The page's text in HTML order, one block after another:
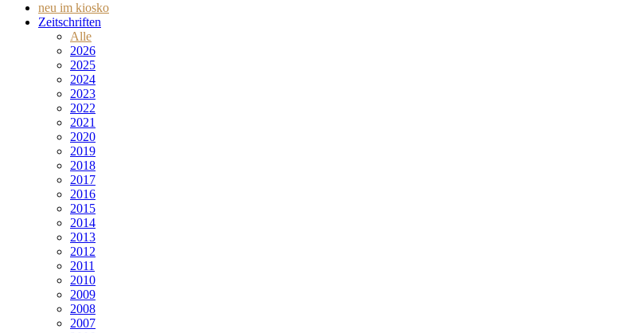
neu im kiosko
Zeitschriften
Alle
2026
2025
2024
2023
2022
2021
2020
2019
2018
2017
2016
2015
2014
2013
2012
2011
2010
2009
2008
2007